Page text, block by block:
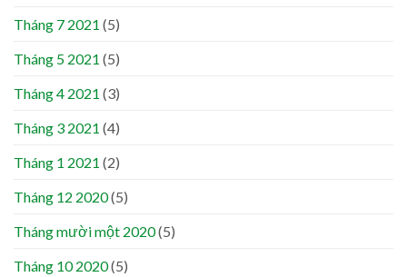
Tháng 7 2021 (5)
Tháng 5 2021 (5)
Tháng 4 2021 (3)
Tháng 3 2021 (4)
Tháng 1 2021 (2)
Tháng 12 2020(5)
Tháng mười một 2020(5)
Tháng 10 2020(5)